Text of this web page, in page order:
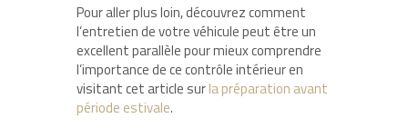
Pour aller plus loin, découvrez comment
l’entretien de votre véhicule peut être un
excellent parallèle pour mieux comprendre
l’importance de ce contrôle intérieur en
visitant cet article surla préparation avant
période estivale.